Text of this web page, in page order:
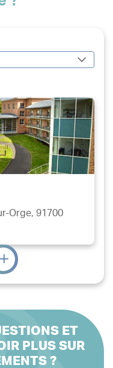
Orge, 91700
ET
PLUS SUR
?